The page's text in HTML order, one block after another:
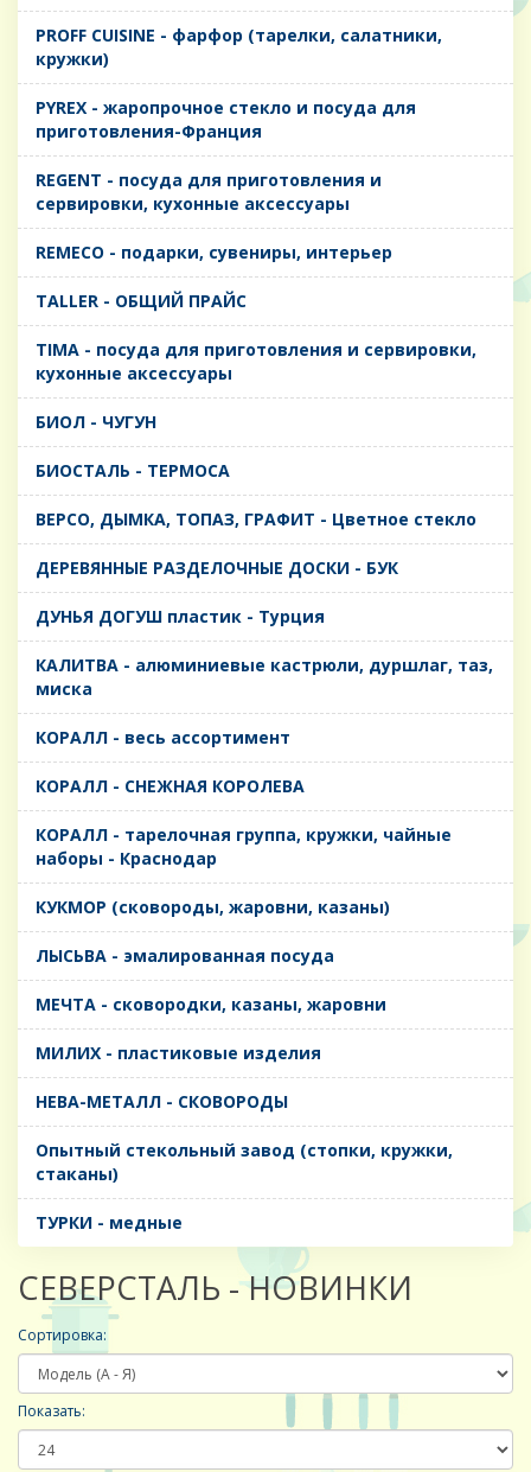
PROFF CUISINE - фарфор (тарелки, салатники,
кружки)
PYREX - жаропрочное стекло и посуда для
приготовления-Франция
REGENT - посуда для приготовления и
сервировки, кухонные аксессуары
REMECO - подарки, сувениры, интерьер
TALLER - ОБЩИЙ ПРАЙС
TIMA - посуда для приготовления и сервировки,
кухонные аксессуары
БИОЛ - ЧУГУН
БИОСТАЛЬ - ТЕРМОСА
ВЕРСО, ДЫМКА, ТОПАЗ, ГРАФИТ - Цветное стекло
ДЕРЕВЯННЫЕ РАЗДЕЛОЧНЫЕ ДОСКИ - БУК
ДУНЬЯ ДОГУШ пластик - Турция
КАЛИТВА - алюминиевые кастрюли, дуршлаг, таз,
миска
КОРАЛЛ - весь ассортимент
КОРАЛЛ - СНЕЖНАЯ КОРОЛЕВА
КОРАЛЛ - тарелочная группа, кружки, чайные
наборы - Краснодар
КУКМОР (сковороды, жаровни, казаны)
ЛЫСЬВА - эмалированная посуда
МЕЧТА - сковородки, казаны, жаровни
МИЛИХ - пластиковые изделия
НЕВА-МЕТАЛЛ - СКОВОРОДЫ
Опытный стекольный завод (стопки, кружки,
стаканы)
ТУРКИ - медные
CЕВЕРСТАЛЬ - НОВИНКИ
Сортировка:
Показать: